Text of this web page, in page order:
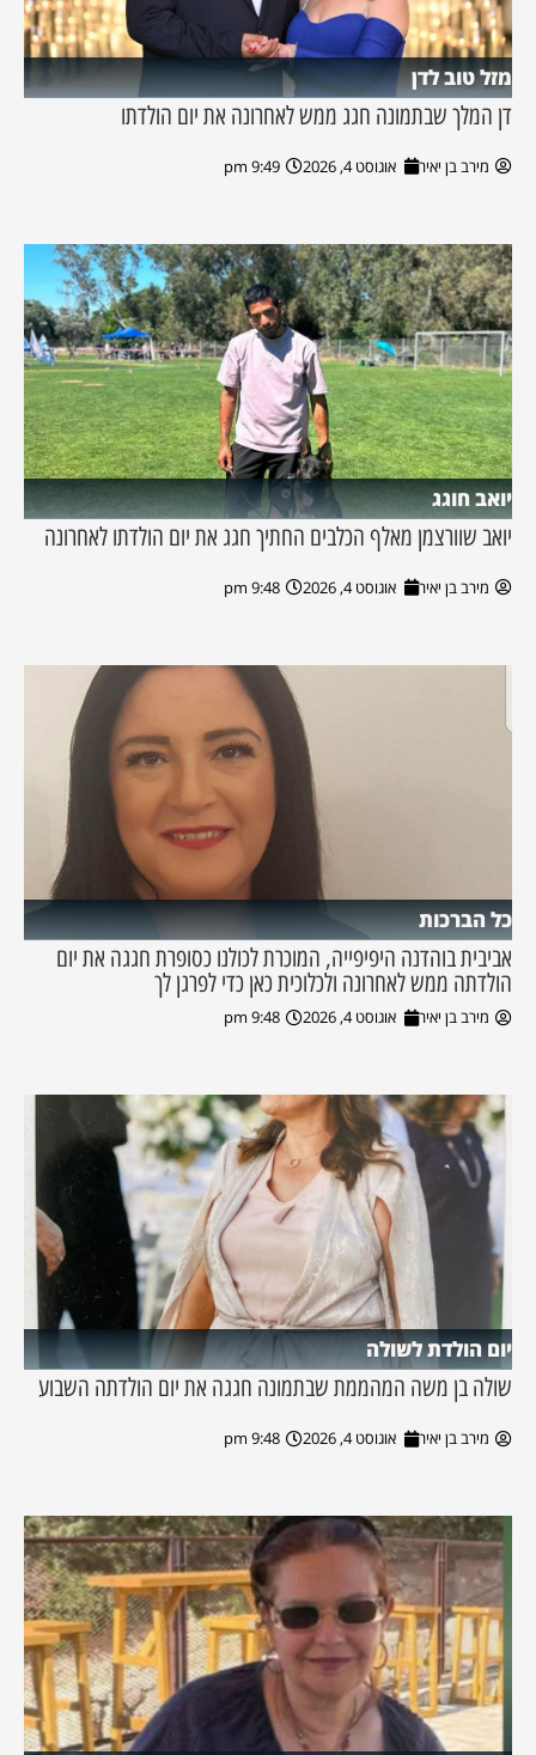
מזל טוב לדן
דן המלך שבתמונה חגג ממש לאחרונה את יום הולדתו
מירב בן יאיר אוגוסט 4, 2026 9:49 pm
יואב חוגג
יואב שוורצמן מאלף הכלבים החתיך חגג את יום הולדתו לאחרונה
מירב בן יאיר אוגוסט 4, 2026 9:48 pm
כל הברכות
אביבית בוהדנה היפיפייה, המוכרת לכולנו כסופרת חגגה את יום
הולדתה ממש לאחרונה ולכלוכית כאן כדי לפרגן לך
מירב בן יאיר אוגוסט 4, 2026 9:48 pm
יום הולדת לשולה
שולה בן משה המהממת שבתמונה חגגה את יום הולדתה השבוע
מירב בן יאיר אוגוסט 4, 2026 9:48 pm